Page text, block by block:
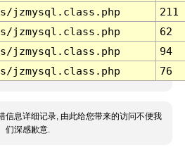
jzmysql.class.php
211
jzmysql.class.php
62
jzmysql.class.php
94
jzmysql.class.php 76
信息详细记录, 由此给您带来的访问不便我
们深感歉意.